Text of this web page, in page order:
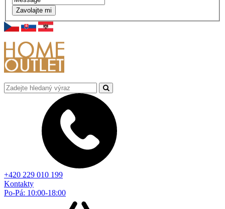
Zavolajte mi
+420 229 010 199
Kontakty
Po-Pá: 10:00-18:00